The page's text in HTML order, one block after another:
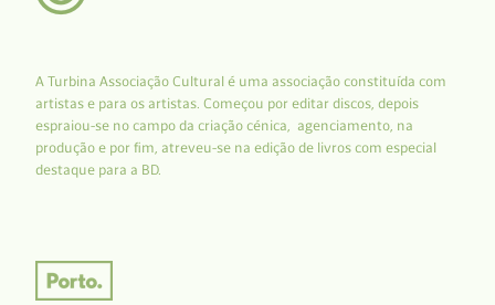
A Turbina Associação Cultural é uma associação constituída com
artistas e para os artistas. Começou por editar discos, depois
espraiou-se no campo da criação cénica, agenciamento, na
produção e por fim, atreveu-se na edição de livros com especial
destaque para a BD.